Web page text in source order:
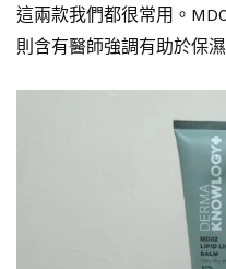
這兩款我們都很常用。
則含有醫師強調有助於保